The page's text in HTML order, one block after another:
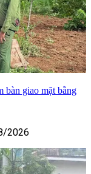
bàn giao mặt bằng
2026